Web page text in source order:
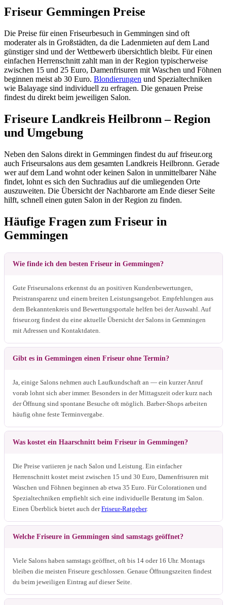
Friseur Gemmingen Preise
Die Preise für einen Friseurbesuch in Gemmingen sind oft
moderater als in Großstädten, da die Ladenmieten auf dem Land
günstiger sind und der Wettbewerb übersichtlich bleibt. Für einen
einfachen Herrenschnitt zahlt man in der Region typischerweise
zwischen 15 und 25 Euro, Damenfrisuren mit Waschen und Föhnen
beginnen meist ab 30 Euro. Blondierungen und Spezialtechniken
wie Balayage sind individuell zu erfragen. Die genauen Preise
findest du direkt beim jeweiligen Salon.
Friseure Landkreis Heilbronn – Region
und Umgebung
Neben den Salons direkt in Gemmingen findest du auf friseur.org
auch Friseursalons aus dem gesamten Landkreis Heilbronn. Gerade
wer auf dem Land wohnt oder keinen Salon in unmittelbarer Nähe
findet, lohnt es sich den Suchradius auf die umliegenden Orte
auszuweiten. Die Übersicht der Nachbarorte am Ende dieser Seite
hilft, schnell einen guten Salon in der Region zu finden.
Häufige Fragen zum Friseur in
Gemmingen
Wie finde ich den besten Friseur in Gemmingen?
Gute Friseursalons erkennst du an positiven Kundenbewertungen,
Preistransparenz und einem breiten Leistungsangebot. Empfehlungen aus
dem Bekanntenkreis und Bewertungsportale helfen bei der Auswahl. Auf
friseur.org findest du eine aktuelle Übersicht der Salons in Gemmingen
mit Adressen und Kontaktdaten.
Gibt es in Gemmingen einen Friseur ohne Termin?
Ja, einige Salons nehmen auch Laufkundschaft an — ein kurzer Anruf
vorab lohnt sich aber immer. Besonders in der Mittagszeit oder kurz nach
der Öffnung sind spontane Besuche oft möglich. Barber-Shops arbeiten
häufig ohne feste Terminvergabe.
Was kostet ein Haarschnitt beim Friseur in Gemmingen?
Die Preise variieren je nach Salon und Leistung. Ein einfacher
Herrenschnitt kostet meist zwischen 15 und 30 Euro, Damenfrisuren mit
Waschen und Föhnen beginnen ab etwa 35 Euro. Für Colorationen und
Spezialtechniken empfiehlt sich eine individuelle Beratung im Salon.
Einen Überblick bietet auch derFriseur-Ratgeber.
Welche Friseure in Gemmingen sind samstags geöffnet?
Viele Salons haben samstags geöffnet, oft bis 14 oder 16 Uhr. Montags
bleiben die meisten Friseure geschlossen. Genaue Öffnungszeiten findest
du beim jeweiligen Eintrag auf dieser Seite.